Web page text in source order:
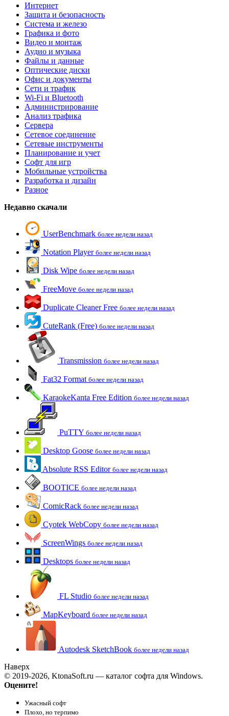
Интернет
Защита и безопасность
Система и железо
Графика и фото
Видео и монтаж
Аудио и музыка
Файлы и данные
Оптические диски
Офис и документы
Сети и трафик
Wi-Fi и Bluetooth
Администрирование
Анализ трафика
Сервера
Сетевое соединение
Сетевые инструменты
Планирование и учет
Софт для игр
Мобильные устройства
Разработка и дизайн
Разное
Недавно скачали
UserBenchmark более недели назад
Notation Player более недели назад
Disk Wipe более недели назад
FreeMove более недели назад
Duplicate Cleaner Free более недели назад
CuteRank (Free) более недели назад
Transmission более недели назад
Fat32 Format более недели назад
KaraokeKanta Free Edition более недели назад
PuTTY более недели назад
Desktop Goose более недели назад
Absolute RSS Editor более недели назад
BOOTICE более недели назад
ComicRack более недели назад
Cyotek WebCopy более недели назад
ScreenWings более недели назад
Desktops более недели назад
FL Studio более недели назад
MapKeyboard более недели назад
Autodesk SketchBook более недели назад
Наверх
© 2019-2026, KtonaSoft.ru — каталог софта для Windows.
Оцените!
Ужасный софт
Плохо, но терпимо